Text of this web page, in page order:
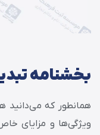
بخشنامه
ویژگی‌ها و مزایای